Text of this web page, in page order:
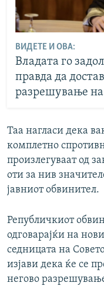
ВИДЕТЕ И ОВА:
Владата го
правда да
разрешување
Таа нагласи дека
комплетно
произлегуваат од
оти за нив
јавниот обвинител.
Републичкиот
одговарајќи на
седницата на
изјави дека ќе се
негово